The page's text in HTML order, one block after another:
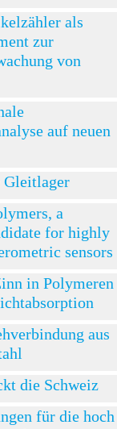
als
zur
von
auf neuen
Gleitlager
a
for highly
sensors
in Polymeren
aus
die Schweiz
für die hoch